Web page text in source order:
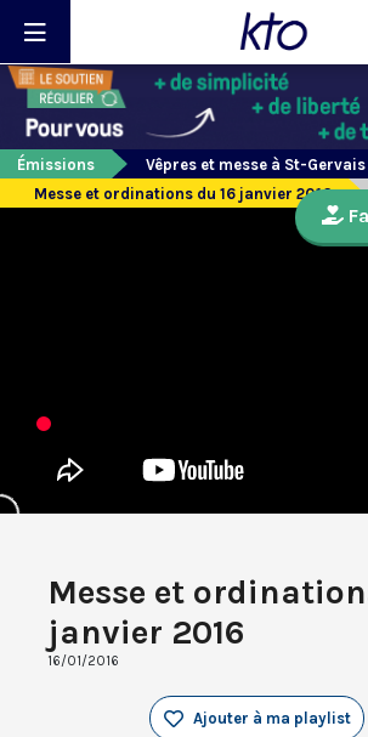
Émissions
Vêpres et messe à St-Gervais
Messe et ordinations du 16 janvier 2016
Messe et
janvier 2016
16/01/2016
Ajouter à ma playlist